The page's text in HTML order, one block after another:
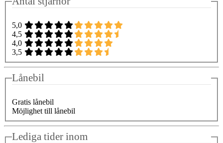
5,0
4,5
4,0
3,5
Lånebil
Gratis lånebil
Möjlighet till lånebil
Lediga tider inom